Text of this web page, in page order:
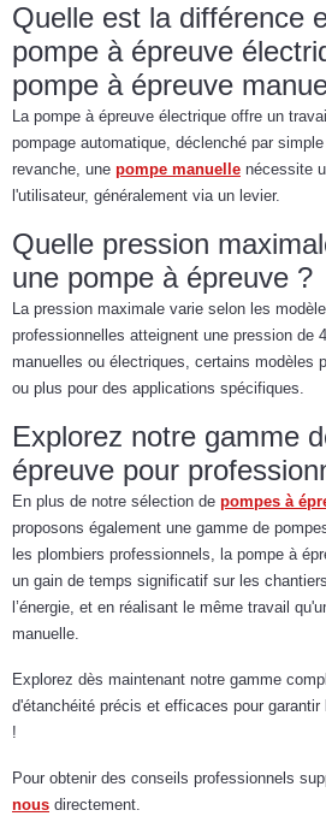
Quelle est la différence
pompe à épreuve
pompe à épreuve
La pompe à épreuve électrique offre un
pompage automatique, déclenché par
revanche, une pompe manuelle nécessite
l'utilisateur, généralement via un levier.
Quelle pression
une pompe à épreuve ?
La pression maximale varie selon les
professionnelles atteignent une pression de
manuelles ou électriques, certains modèles
ou plus pour des applications spécifiques.
Explorez notre gamme
épreuve pour
En plus de notre sélection de pompes à
proposons également une gamme de
les plombiers professionnels, la pompe à
un gain de temps significatif sur les
l’énergie, et en réalisant le même travail
manuelle.
Explorez dès maintenant notre gamme
d'étanchéité précis et efficaces pour
!
Pour obtenir des conseils professionnels
nous directement.